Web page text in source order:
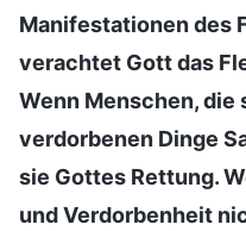
Manifestationen des
verachtet Gott das
Wenn Menschen, die
verdorbenen Dinge
sie Gottes Rettung.
und Verdorbenheit